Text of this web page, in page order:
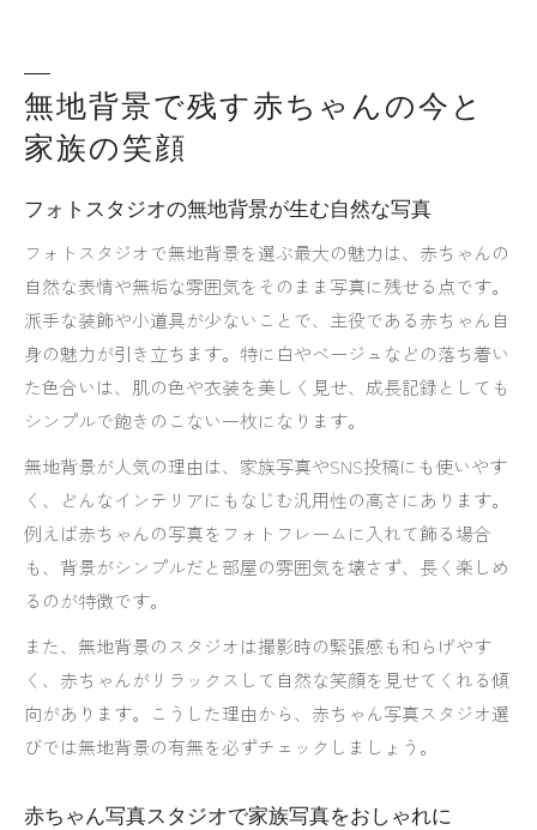
無地背景で残す赤ちゃんの今と
家族の笑顔
フォトスタジオの無地背景が生む自然な写真
フォトスタジオで無地背景を選ぶ最大の魅力は、赤ちゃんの
自然な表情や無垢な雰囲気をそのまま写真に残せる点です。
派手な装飾や小道具が少ないことで、主役である赤ちゃん自
身の魅力が引き立ちます。特に白やベージュなどの落ち着い
た色合いは、肌の色や衣装を美しく見せ、成長記録としても
シンプルで飽きのこない一枚になります。
無地背景が人気の理由は、家族写真やSNS投稿にも使いやす
く、どんなインテリアにもなじむ汎用性の高さにあります。
例えば赤ちゃんの写真をフォトフレームに入れて飾る場合
も、背景がシンプルだと部屋の雰囲気を壊さず、長く楽しめ
るのが特徴です。
また、無地背景のスタジオは撮影時の緊張感も和らげやす
く、赤ちゃんがリラックスして自然な笑顔を見せてくれる傾
向があります。こうした理由から、赤ちゃん写真スタジオ選
びでは無地背景の有無を必ずチェックしましょう。
赤ちゃん写真スタジオで家族写真をおしゃれに